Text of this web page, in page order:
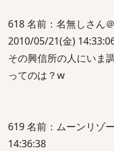
618 名前：名無しさん
2010/05/21(金)
その興信所の人にいま
ってのは？w
619 名前：ムーンリゾ
14:36:38